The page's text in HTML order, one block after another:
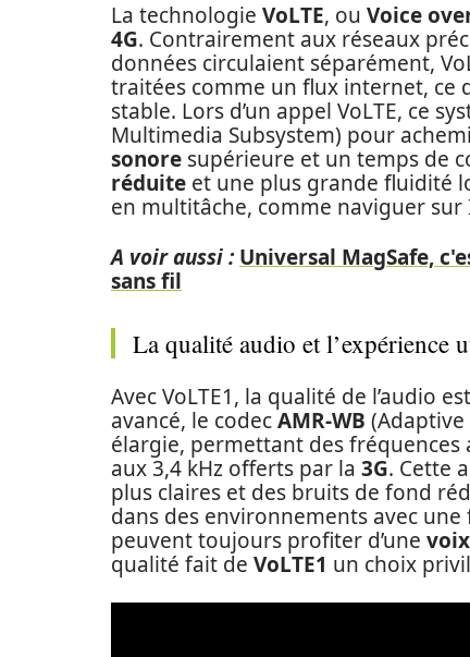
La technologie VoLTE, ou Voice
4G. Contrairement aux réseaux
données circulaient séparément,
traitées comme un flux internet, ce
stable. Lors d’un appel VoLTE, ce
Multimedia Subsystem) pour
sonore supérieure et un temps de
réduite et une plus grande fluidité
en multitâche, comme naviguer
A voir aussi : Universal MagSafe,
sans fil
La qualité audio et l’expérience
Avec VoLTE1, la qualité de l’audio
avancé, le codecAMR-WB
élargie, permettant des fréquences
aux 3,4 kHz offerts par la 3G. Cette
plus claires et des bruits de fond
dans des environnements avec
peuvent toujours profiter d’une
qualité fait de VoLTE1 un choix